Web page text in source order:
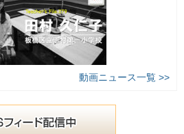
動画ニュース一覧 >>